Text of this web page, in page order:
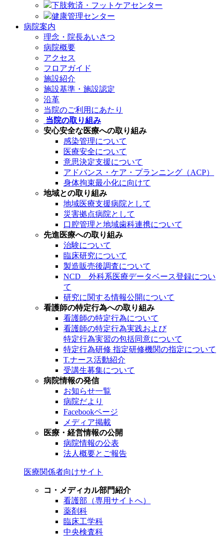
下肢救済・フットケアセンター
健康管理センター
病院案内
理念・院長あいさつ
病院概要
アクセス
フロアガイド
施設紹介
施設基準・施設認定
沿革
当院のご利用にあたり
当院の取り組み
安心安全な医療への取り組み
感染管理について
医療安全について
意思決定支援について
アドバンス・ケア・プランニング（ACP）
身体拘束最小化に向けて
地域との取り組み
地域医療支援病院として
災害拠点病院として
口腔管理と地域歯科連携について
先進医療への取り組み
治験について
臨床研究について
製造販売後調査について
NCD 外科系医療データベース登録につい
て
研究に関する情報公開について
看護師の特定行為への取り組み
看護師の特定行為について
看護師の特定行為実践および
特定行為実習の包括同意について
特定行為研修 指定研修機関の指定について
T.ナース活動紹介
受講生募集について
病院情報の発信
お知らせ一覧
病院だより
Facebookページ
メディア掲載
医療・経営情報の公開
病院情報の公表
法人概要とご報告
医療関係者向けサイト
コ・メディカル部門紹介
看護部（専用サイトへ）
薬剤科
臨床工学科
中央検査科